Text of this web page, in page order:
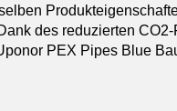
des reduzierten
PEX Pipes Blue